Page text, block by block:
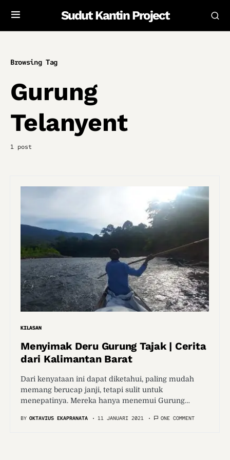
Sudut Kantin Project
Browsing Tag
Gurung
Telanyent
1 post
KILASAN
Menyimak Deru Gurung Tajak | Cerita
dari Kalimantan Barat
Dari kenyataan ini dapat diketahui, paling mudah
memang berucap janji, tetapi sulit untuk
menepatinya. Mereka hanya menemui Gurung…
BY OKTAVIUS EKAPRANATA 11 JANUARI 2021 ONE COMMENT